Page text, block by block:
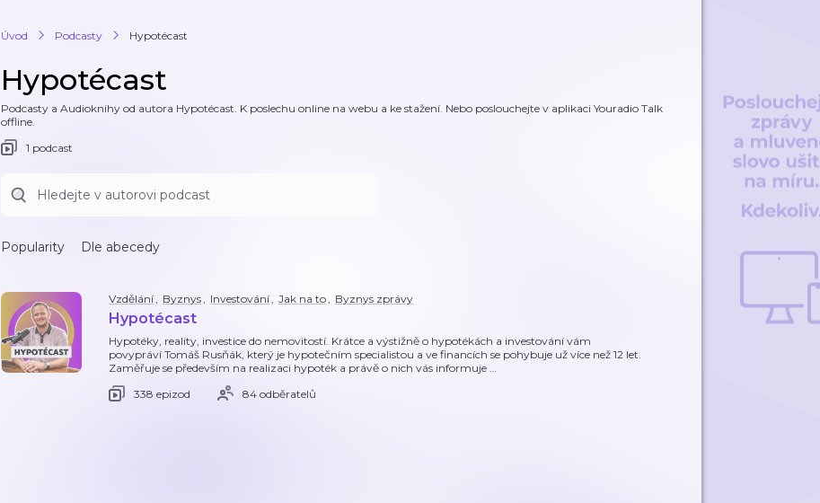
Úvod Podcasty Hypotécast
Hypotécast
Podcasty a Audioknihy od autora Hypotécast. K poslechu online na webu a ke stažení. Nebo poslouchejte v aplikaci Youradio Talk
offline.
1 podcast
Popularity Dle abecedy
Vzdělání, Byznys, Investování, Jak na to, Byznys zprávy
Hypotécast
Hypotéky, reality, investice do nemovitostí. Krátce a výstižně o hypotékách a investování vám
povypráví Tomáš Rusňák, který je hypotečním specialistou a ve financích se pohybuje už více než 12 let.
Zaměřuje se především na realizaci hypoték a právě o nich vás informuje …
338 epizod
84 odběratelů